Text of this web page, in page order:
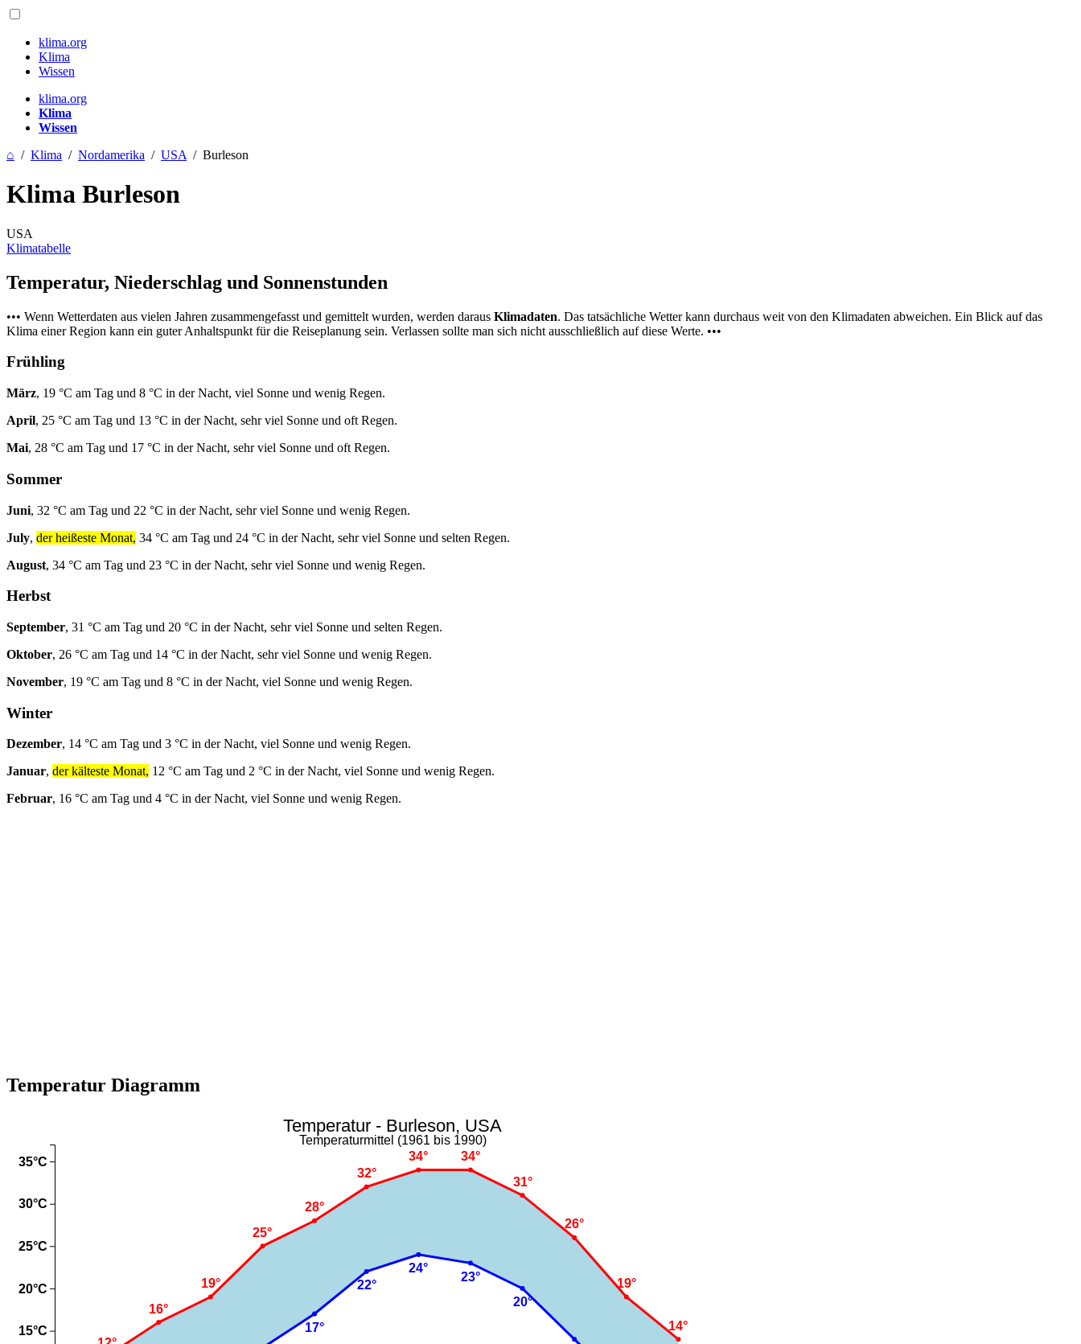
klima.org
Klima
Wissen
klima.org
Klima
Wissen
⌂ / Klima / Nordamerika / USA / Burleson
Klima Burleson
USA
Klimatabelle
Temperatur, Niederschlag und Sonnenstunden
••• Wenn Wetterdaten aus vielen Jahren zusammengefasst und gemittelt wurden, werden daraus Klimadaten. Das tatsächliche Wetter kann durchaus weit von den Klimadaten abweichen. Ein Blick auf das
Klima einer Region kann ein guter Anhaltspunkt für die Reiseplanung sein. Verlassen sollte man sich nicht ausschließlich auf diese Werte. •••
Frühling
März, 19 °C am Tag und 8 °C in der Nacht, viel Sonne und wenig Regen.
April, 25 °C am Tag und 13 °C in der Nacht, sehr viel Sonne und oft Regen.
Mai, 28 °C am Tag und 17 °C in der Nacht, sehr viel Sonne und oft Regen.
Sommer
Juni, 32 °C am Tag und 22 °C in der Nacht, sehr viel Sonne und wenig Regen.
July, der heißeste Monat, 34 °C am Tag und 24 °C in der Nacht, sehr viel Sonne und selten Regen.
August, 34 °C am Tag und 23 °C in der Nacht, sehr viel Sonne und wenig Regen.
Herbst
September, 31 °C am Tag und 20 °C in der Nacht, sehr viel Sonne und selten Regen.
Oktober, 26 °C am Tag und 14 °C in der Nacht, sehr viel Sonne und wenig Regen.
November, 19 °C am Tag und 8 °C in der Nacht, viel Sonne und wenig Regen.
Winter
Dezember, 14 °C am Tag und 3 °C in der Nacht, viel Sonne und wenig Regen.
Januar, der kälteste Monat, 12 °C am Tag und 2 °C in der Nacht, viel Sonne und wenig Regen.
Februar, 16 °C am Tag und 4 °C in der Nacht, viel Sonne und wenig Regen.
Temperatur Diagramm